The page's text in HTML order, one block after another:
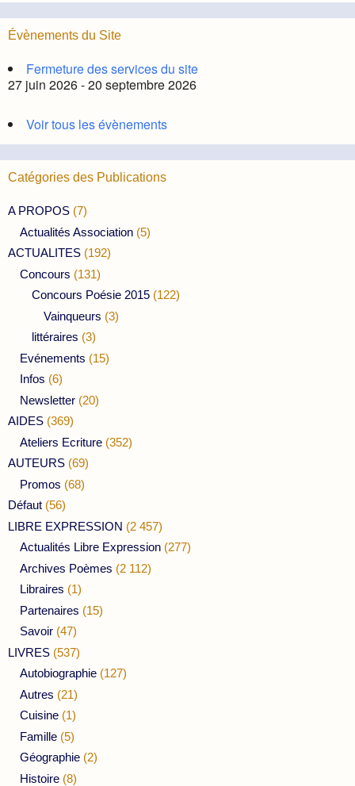
Évènements du Site
Fermeture des services du site
27 juin 2026 - 20 septembre 2026
Voir tous les évènements
Catégories des Publications
A PROPOS (7)
Actualités Association (5)
ACTUALITES (192)
Concours (131)
Concours Poésie 2015 (122)
Vainqueurs (3)
littéraires (3)
Evénements (15)
Infos (6)
Newsletter (20)
AIDES (369)
Ateliers Ecriture (352)
AUTEURS (69)
Promos (68)
Défaut (56)
LIBRE EXPRESSION (2 457)
Actualités Libre Expression (277)
Archives Poèmes (2 112)
Libraires (1)
Partenaires (15)
Savoir (47)
LIVRES (537)
Autobiographie (127)
Autres (21)
Cuisine (1)
Famille (5)
Géographie (2)
Histoire (8)